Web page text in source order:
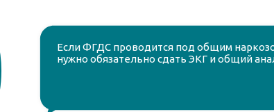
Если ФГДС проводится под общим
нужно обязательно сдать ЭКГ и общий